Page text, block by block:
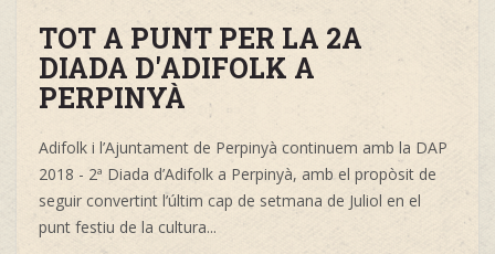
TOT A PUNT PER LA 2A
DIADA D'ADIFOLK A
PERPINYÀ
Adifolk i l’Ajuntament de Perpinyà continuem amb la DAP
2018 - 2ª Diada d’Adifolk a Perpinyà, amb el propòsit de
seguir convertint l’últim cap de setmana de Juliol en el
punt festiu de la cultura...